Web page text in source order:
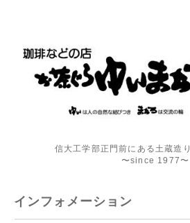
信大工学部正門前にある土蔵造
〜since 1977〜
インフォメーション